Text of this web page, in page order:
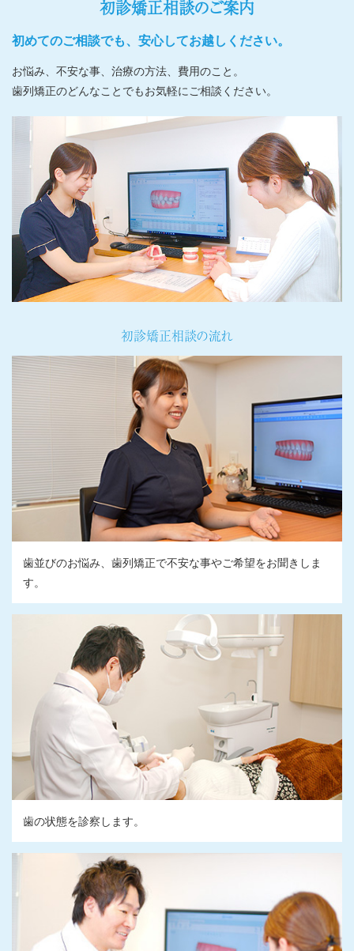
初診矯正相談のご案内
初めてのご相談でも、安心してお越しください。
お悩み、不安な事、治療の方法、費用のこと。
歯列矯正のどんなことでもお気軽にご相談ください。
初診矯正相談の流れ
歯並びのお悩み、歯列矯正で不安な事やご希望をお聞きしま
す。
歯の状態を診察します。